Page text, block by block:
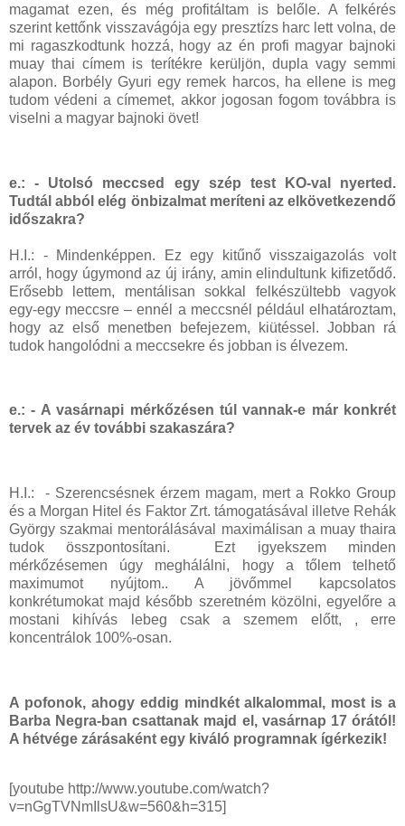
magamat ezen, és még profitáltam is belőle. A felkérés
szerint kettőnk visszavágója egy presztízs harc lett volna, de
mi ragaszkodtunk hozzá, hogy az én profi magyar bajnoki
muay thai címem is terítékre kerüljön, dupla vagy semmi
alapon. Borbély Gyuri egy remek harcos, ha ellene is meg
tudom védeni a címemet, akkor jogosan fogom továbbra is
viselni a magyar bajnoki övet!
e.: - Utolsó meccsed egy szép test KO-val nyerted.
Tudtál abból elég önbizalmat meríteni az elkövetkezendő
időszakra?
H.I.: - Mindenképpen. Ez egy kitűnő visszaigazolás volt
arról, hogy úgymond az új irány, amin elindultunk kifizetődő.
Erősebb lettem, mentálisan sokkal felkészültebb vagyok
egy-egy meccsre – ennél a meccsnél például elhatároztam,
hogy az első menetben befejezem, kiütéssel. Jobban rá
tudok hangolódni a meccsekre és jobban is élvezem.
e.: - A vasárnapi mérkőzésen túl vannak-e már konkrét
tervek az év további szakaszára?
H.I.: - Szerencsésnek érzem magam, mert a Rokko Group
és a Morgan Hitel és Faktor Zrt. támogatásával illetve Rehák
György szakmai mentorálásával maximálisan a muay thaira
tudok összpontosítani. Ezt igyekszem minden
mérkőzésemen úgy meghálálni, hogy a tőlem telhető
maximumot nyújtom.. A jövőmmel kapcsolatos
konkrétumokat majd később szeretném közölni, egyelőre a
mostani kihívás lebeg csak a szemem előtt, , erre
koncentrálok 100%-osan.
A pofonok, ahogy eddig mindkét alkalommal, most is a
Barba Negra-ban csattanak majd el, vasárnap 17 órától!
A hétvége zárásaként egy kiváló programnak ígérkezik!
[youtube http://www.youtube.com/watch?
v=nGgTVNmIlsU&w=560&h=315]